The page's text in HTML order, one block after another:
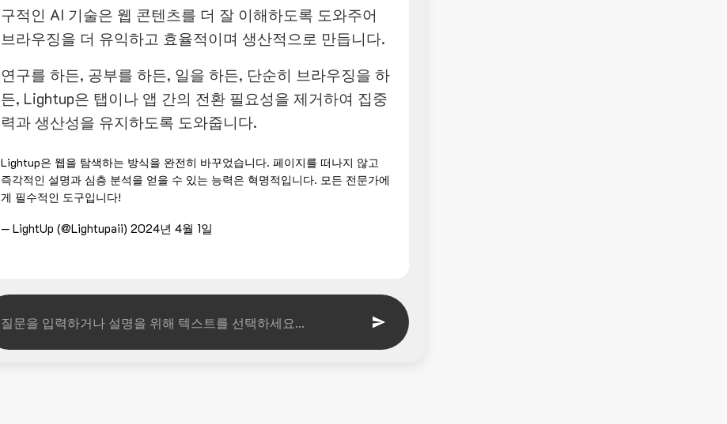
구적인 AI 기술은 웹 콘텐츠를 더 잘 이해하도록 도와주어
브라우징을 더 유익하고 효율적이며 생산적으로 만듭니다.
연구를 하든, 공부를 하든, 일을 하든, 단순히 브라우징을 하
든, Lightup은 탭이나 앱 간의 전환 필요성을 제거하여 집중
력과 생산성을 유지하도록 도와줍니다.
Lightup은 웹을 탐색하는 방식을 완전히 바꾸었습니다. 페이지를 떠나지 않고
즉각적인 설명과 심층 분석을 얻을 수 있는 능력은 혁명적입니다. 모든 전문가에
게 필수적인 도구입니다!
— LightUp (@Lightupaii) 2024년 4월 1일